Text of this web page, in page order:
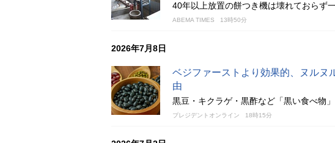
40年以上放置の餅つき機は壊れておらず
ABEMA TIMES 13時50分
2026年7月8日
ベジファーストより効果的、ヌルヌ
由
黒豆・キクラゲ・黒酢など「黒い食べ物
プレジデントオンライン 18時15分